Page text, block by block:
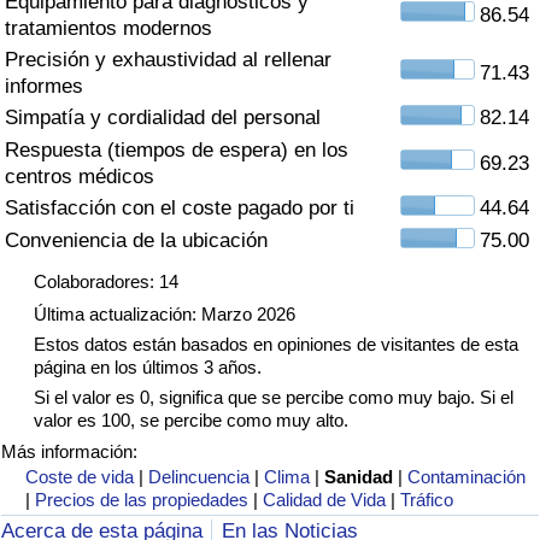
tratamientos modernos
86.54
Precisión y exhaustividad al rellenar
informes
71.43
Simpatía y cordialidad del personal
82.14
Respuesta (tiempos de espera) en los
centros médicos
69.23
Satisfacción con el coste pagado por ti
44.64
Conveniencia de la ubicación
75.00
Colaboradores: 14
Última actualización: Marzo 2026
Estos datos están basados en opiniones de visitantes de esta
página en los últimos 3 años.
Si el valor es 0, significa que se percibe como muy bajo. Si el
valor es 100, se percibe como muy alto.
Más información:
Coste de vida | Delincuencia |Clima |Sanidad |Contaminación
| Precios de las propiedades |Calidad de Vida |Tráfico
Acerca de esta página En las Noticias
Índice de criminalidad por país
Sanidad
Índice de Sanidad (Actual)
Índice de Sanidad
Contaminación
Índice de Contaminación (Actual)
Índice de contaminación
Índice de Contaminación por País